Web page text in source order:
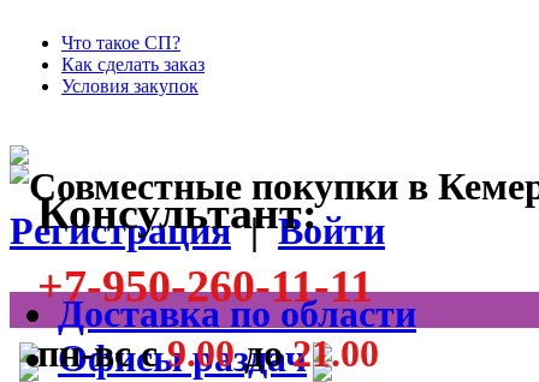
Что такое СП?
Как сделать заказ
Условия закупок
Консультант:
+7-950-260-11-11
пн-вс с9.00до21.00
Регистрация|Войти
Доставка по области
Офисы раздач